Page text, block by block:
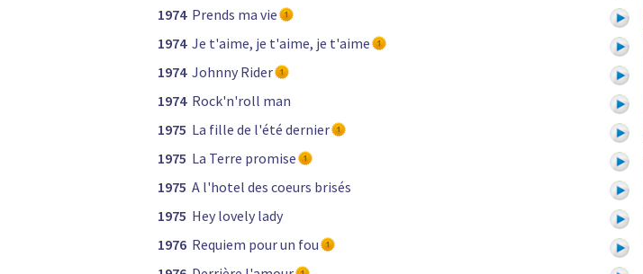
1974 Prends ma vie
1974 Je t'aime, je t'aime, je t'aime
1974 Johnny Rider
1974 Rock'n'roll man
1975 La fille de l'été dernier
1975 La Terre promise
1975 A l'hotel des coeurs brisés
1975 Hey lovely lady
1976 Requiem pour un fou